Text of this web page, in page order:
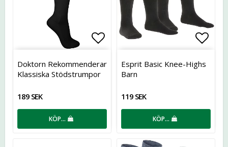
Lägg till i favoritlistan
Doktorn Rekommenderar
Klassiska Stödstrumpor
189 SEK
KÖP…
Esprit Basic Knee-Highs
Barn
119 SEK
KÖP…